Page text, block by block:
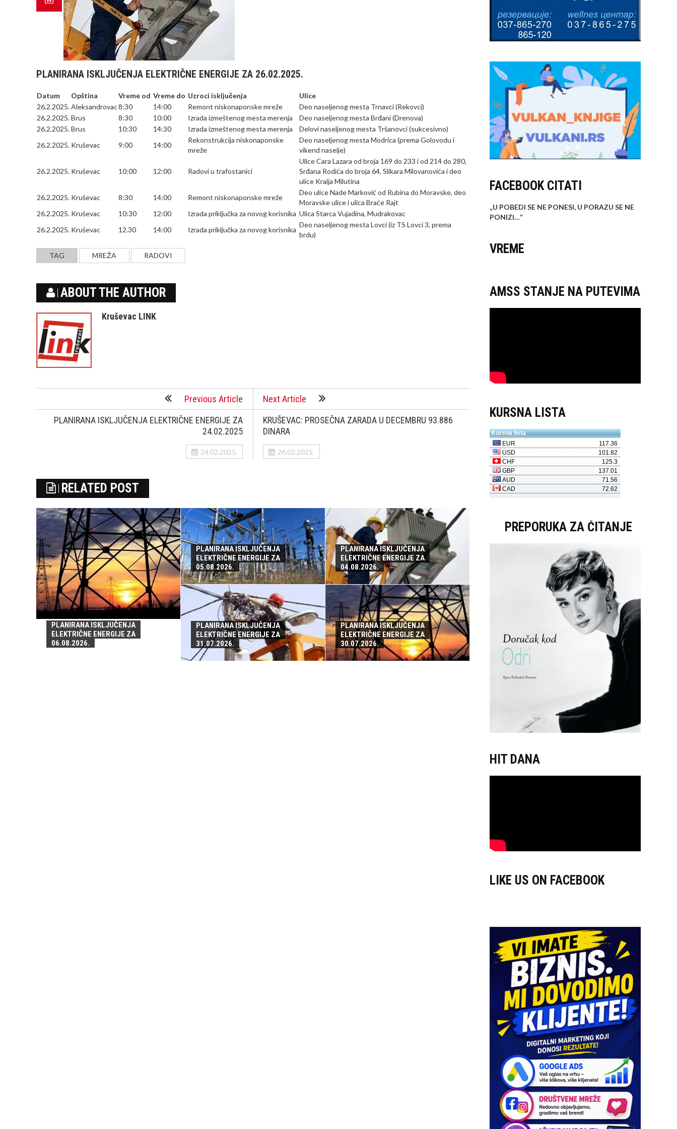
PLANIRANA ISKLJUČENJA ELEKTRIČNE ENERGIJE ZA 26.02.2025.
Datum Opština Vreme od Vreme do Uzroci isključenja
Ulice
26.2.2025.Aleksandrovac8:30 14:00 Remont niskonaponske mreže
Deo naseljenog mesta Trnavci (Rekovci)
26.2.2025.Brus 8:30 10:00 Izrada izmeštenog mesta merenja
Deo naseljenog mesta Brđani (Drenova)
26.2.2025.Brus 10:30 14:30 Izrada izmeštenog mesta merenja
Delovi naseljenog mesta Tršanovci (sukcesivno)
26.2.2025. Kruševac 9:00 14:00
Rekonstrukcija niskonaponske
mreže
Deo naseljenog mesta Modrica (prema Golovodu i
vikend naselje)
26.2.2025. Kruševac 10:00 12:00 Radovi u trafostanici
Ulice Cara Lazara od broja 169 do 233 i od 214 do 280,
Srđana Rodića do broja 64, Slikara Milovanovića i deo
ulice Kralja Milutina
26.2.2025. Kruševac 8:30 14:00 Remont niskonaponske mreže
Deo ulice Nade Marković od Rubina do Moravske, deo
Moravske ulice i ulica Braće Rajt
26.2.2025. Kruševac 10:30 12:00 Izrada priključka za novog korisnika Ulica Starca Vujadina, Mudrakovac
26.2.2025. Kruševac 12.30 14:00 Izrada priključka za novog korisnika
Deo naseljenog mesta Lovci (iz TS Lovci 3, prema
brdu)
TAG MREŽA RADOVI
ABOUT THE AUTHOR
Kruševac LINK
Previous Article
PLANIRANA ISKLJUČENJA ELEKTRIČNE ENERGIJE ZA
24.02.2025
24.02.2025.
Next Article
KRUŠEVAC: PROSEČNA ZARADA U DECEMBRU 93.886
DINARA
26.02.2025.
RELATED POST
PLANIRANA ISKLJUČENJA
ELEKTRIČNE ENERGIJE ZA
06.08.2026.
PLANIRANA ISKLJUČENJA
ELEKTRIČNE ENERGIJE ZA
05.08.2026.
PLANIRANA ISKLJUČENJA
ELEKTRIČNE ENERGIJE ZA
04.08.2026.
PLANIRANA ISKLJUČENJA
ELEKTRIČNE ENERGIJE ZA
31.07.2026.
PLANIRANA ISKLJUČENJA
ELEKTRIČNE ENERGIJE ZA
30.07.2026.
FACEBOOK CITATI
„U POBEDI SE NE PONESI, U PORAZU SE NE
PONIZI…“
VREME
AMSS STANJE NA PUTEVIMA
KURSNA LISTA
PREPORUKA ZA ČITANJE
HIT DANA
LIKE US ON FACEBOOK